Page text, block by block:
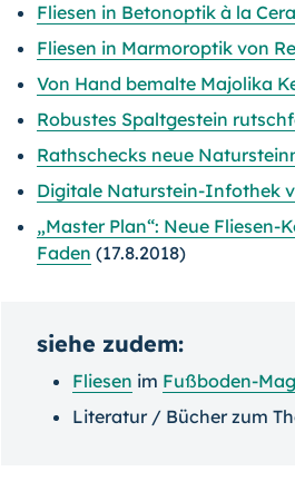
Fliesen in Betonoptik à la
Fliesen in Marmoroptik von
Von Hand bemalte Majolika
Robustes Spaltgestein
Rathschecks neue
Digitale Naturstein-Infothek
„Master Plan“: Neue
Faden (17.8.2018)
siehe zudem:
Fliesen im Fußboden-
Literatur / Bücher zum